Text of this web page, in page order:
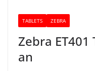
TABLETS ZEBRA
Zebra
an